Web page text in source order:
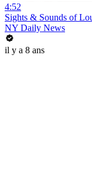
4:52
Sights & Sounds of
NY Daily News
il y a 8 ans